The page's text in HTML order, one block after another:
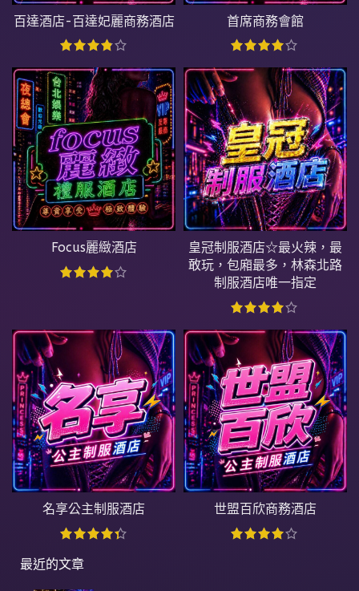
百達酒店-百達妃麗商務酒店 首席商務會館
Focus麗緻酒店
皇冠制服酒店☆最火辣，最
敢玩，包廂最多，林森北路
制服酒店唯一指定
名享公主制服酒店 世盟百欣商務酒店
最近的文章